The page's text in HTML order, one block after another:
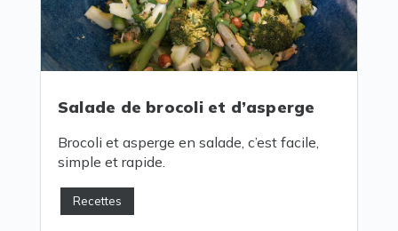
Salade de brocoli et d’asperge
Brocoli et asperge en salade, c’est facile,
simple et rapide.
Recettes